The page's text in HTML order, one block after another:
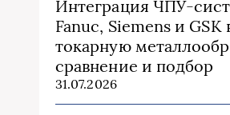
Интеграция ЧПУ-
Fanuc, Siemens и GSK
токарную
сравнение и подбор
31.07.2026